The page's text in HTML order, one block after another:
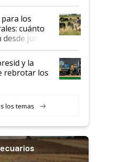
los
cuánto
julio
y la
rebrotar los
los temas